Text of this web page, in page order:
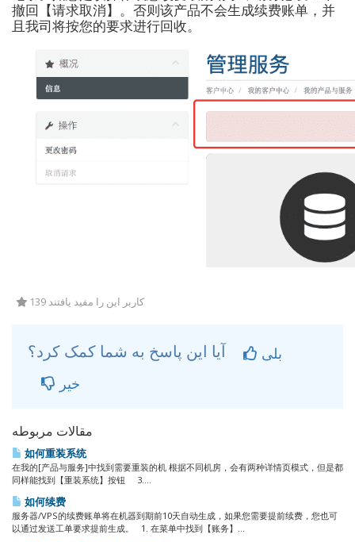
撤回【请求取消】。否则该产品不会生成续费账单，并
且我司将按您的要求进行回收。
139 کاربر این را مفید یافتند
بلی
خیر
مقالات مربوطه
如何重装系统
在我的[产品与服务]中找到需要重装的机 根据不同机房，会有两种详情页模式，但是都
同样能找到【重装系统】按钮 3....
如何续费
服务器/VPS的续费账单将在机器到期前10天自动生成，如果您需要提前续费，您也可
以通过发送工单要求提前生成。 1. 在菜单中找到【账务】...